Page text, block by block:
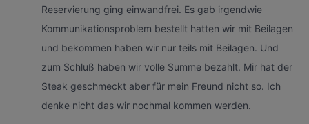
Reservierung ging einwandfrei. Es gab irgendwie
Kommunikationsproblem bestellt hatten wir mit Beilagen
und bekommen haben wir nur teils mit Beilagen. Und
zum Schluß haben wir volle Summe bezahlt. Mir hat der
Steak geschmeckt aber für mein Freund nicht so. Ich
denke nicht das wir nochmal kommen werden.